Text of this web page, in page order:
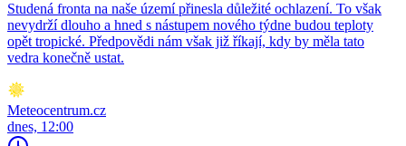
Studená fronta na naše území přinesla důležité ochlazení. To však
nevydrží dlouho a hned s nástupem nového týdne budou teploty
opět tropické. Předpovědi nám však již říkají, kdy by měla tato
vedra konečně ustat.
Meteocentrum.cz
dnes, 12:00